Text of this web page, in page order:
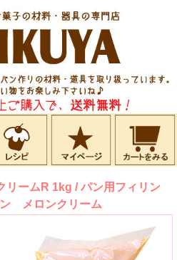
リームR 1kg / パン用フィリン
メロンクリーム